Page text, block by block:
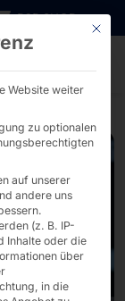
B2B SHOP
Mit
Website weiter
zu optionalen
auf unserer
andere uns
(z. B. IP-
Inhalte oder die
über
in die